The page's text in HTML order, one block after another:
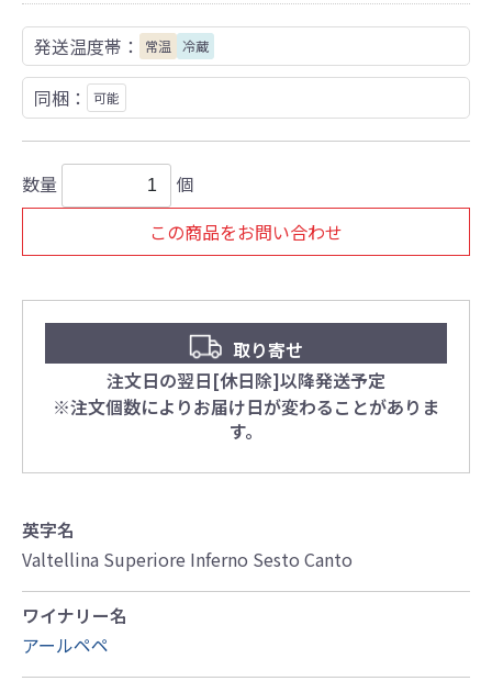
発送温度帯： 常温 冷蔵
同梱： 可能
数量
個
この商品をお問い合わせ
取り寄せ
注文日の翌日[休日除]以降発送予定
※注文個数によりお届け日が変わることがありま
す。
英字名
Valtellina Superiore Inferno Sesto Canto
ワイナリー名
アールペペ